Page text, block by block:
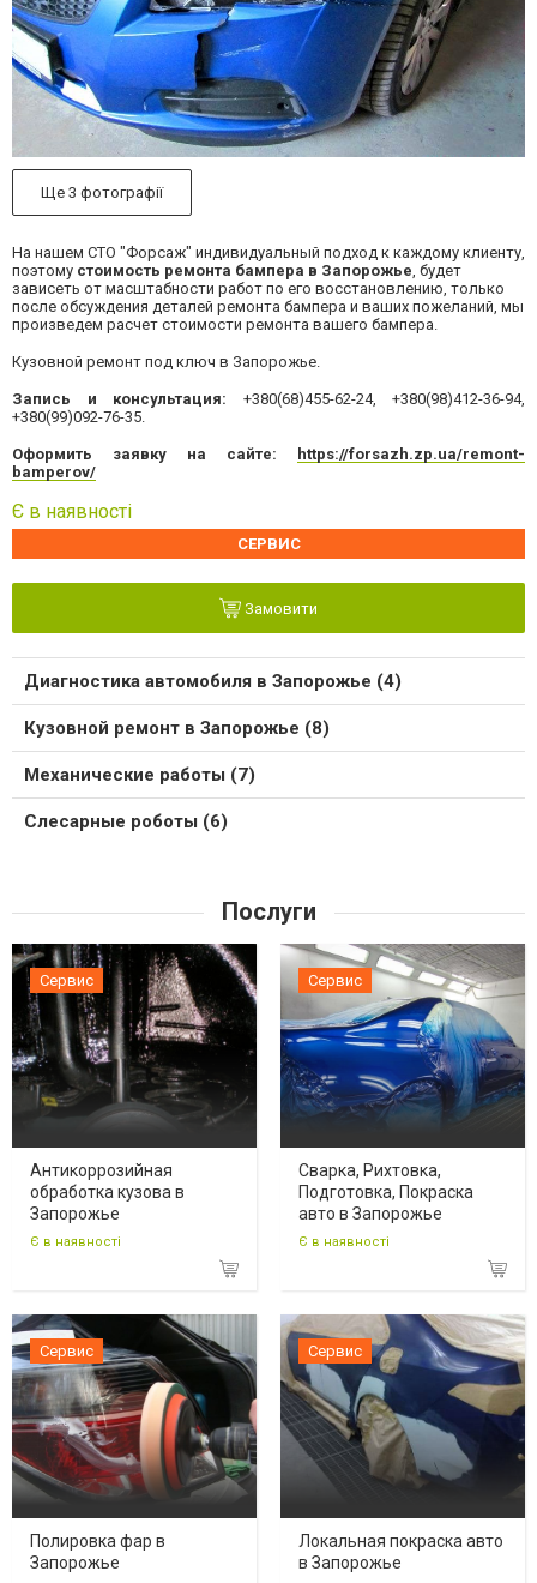
Ще 3 фотографії
На нашем СТО "Форсаж" индивидуальный подход к каждому клиенту,
поэтому стоимость ремонта бампера в Запорожье, будет
зависеть от масштабности работ по его восстановлению, только
после обсуждения деталей ремонта бампера и ваших пожеланий, мы
произведем расчет стоимости ремонта вашего бампера.
Кузовной ремонт под ключ в Запорожье.
Запись и консультация: +380(68)455-62-24, +380(98)412-36-94,
+380(99)092-76-35.
Оформить заявку на сайте:
https://forsazh.zp.ua/remont-
bamperov/
Є в наявності
СЕРВИС
Замовити
Диагностика автомобиля в Запорожье (4)
Кузовной ремонт в Запорожье (8)
Механические работы (7)
Слесарные роботы (6)
Послуги
Сервис
Антикоррозийная
обработка кузова в
Запорожье
Є в наявності
Сервис
Сварка, Рихтовка,
Подготовка, Покраска
авто в Запорожье
Є в наявності
Сервис
Полировка фар в
Запорожье
Сервис
Локальная покраска авто
в Запорожье